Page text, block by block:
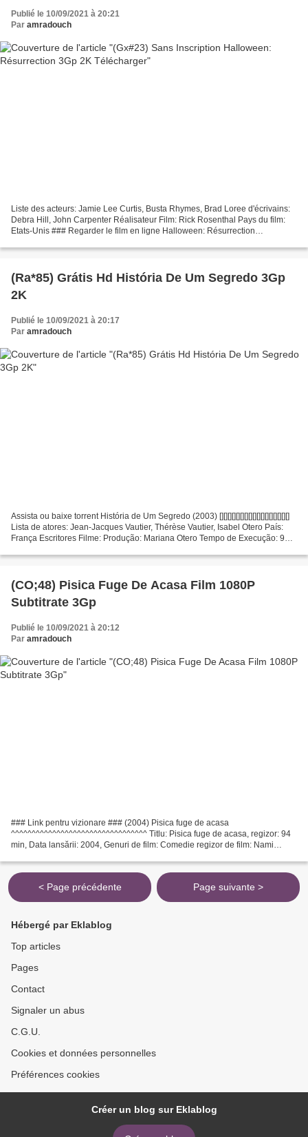
Publié le 10/09/2021 à 20:21
Par amradouch
Liste des acteurs: Jamie Lee Curtis, Busta Rhymes, Brad Loree d'écrivains:
Debra Hill, John Carpenter Réalisateur Film: Rick Rosenthal Pays du film:
Etats-Unis ### Regarder le film en ligne Halloween: Résurrection
(Ra*85) Grátis Hd História De Um Segredo 3Gp
2K
Publié le 10/09/2021 à 20:17
Par amradouch
Assista ou baixe torrent História de Um Segredo (2003) [][][][][][][][][][][][][][][][][]
Lista de atores: Jean-Jacques Vautier, Thérèse Vautier, Isabel Otero País:
França Escritores Filme: Produção: Mariana Otero Tempo de Execução: 95
(CO;48) Pisica Fuge De Acasa Film 1080P
Subtitrate 3Gp
Publié le 10/09/2021 à 20:12
Par amradouch
### Link pentru vizionare ### (2004) Pisica fuge de acasa
^^^^^^^^^^^^^^^^^^^^^^^^^^^^^^^^^ Titlu: Pisica fuge de acasa, regizor: 94
min, Data lansării: 2004, Genuri de film: Comedie regizor de film: Nami
< Page précédente Page suivante >
Hébergé par Eklablog
Top articles
Pages
Contact
Signaler un abus
C.G.U.
Cookies et données personnelles
Préférences cookies
Créer un blog sur Eklablog